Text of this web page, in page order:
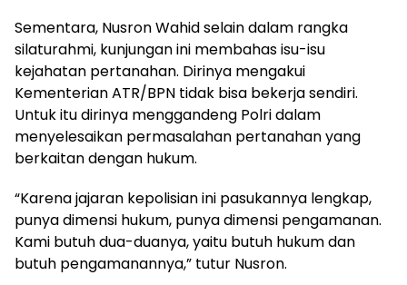
Sementara, Nusron Wahid selain dalam rangka
silaturahmi, kunjungan ini membahas isu-isu
kejahatan pertanahan. Dirinya mengakui
Kementerian ATR/BPN tidak bisa bekerja sendiri.
Untuk itu dirinya menggandeng Polri dalam
menyelesaikan permasalahan pertanahan yang
berkaitan dengan hukum.
“Karena jajaran kepolisian ini pasukannya lengkap,
punya dimensi hukum, punya dimensi pengamanan.
Kami butuh dua-duanya, yaitu butuh hukum dan
butuh pengamanannya,” tutur Nusron.